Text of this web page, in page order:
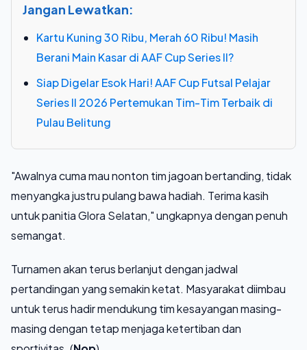
Jangan Lewatkan:
Kartu Kuning 30 Ribu, Merah 60 Ribu! Masih
Berani Main Kasar di AAF Cup Series II?
Siap Digelar Esok Hari! AAF Cup Futsal Pelajar
Series II 2026 Pertemukan Tim-Tim Terbaik di
Pulau Belitung
"Awalnya cuma mau nonton tim jagoan bertanding, tidak
menyangka justru pulang bawa hadiah. Terima kasih
untuk panitia Glora Selatan," ungkapnya dengan penuh
semangat.
Turnamen akan terus berlanjut dengan jadwal
pertandingan yang semakin ketat. Masyarakat diimbau
untuk terus hadir mendukung tim kesayangan masing-
masing dengan tetap menjaga ketertiban dan